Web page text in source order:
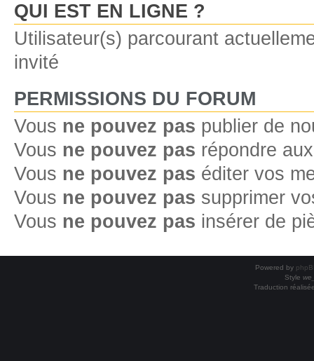
QUI EST EN LIGNE ?
Utilisateur(s) parcourant
invité
PERMISSIONS DU FORUM
Vous ne pouvez pas publier de
Vous ne pouvez pas répondre
Vous ne pouvez pas éditer vos
Vous ne pouvez pas supprimer
Vous ne pouvez pas insérer de
Powered by
Style
Traduction